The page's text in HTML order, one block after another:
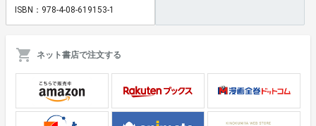
ISBN：978-4-08-619153-1
ネット書店で注文する